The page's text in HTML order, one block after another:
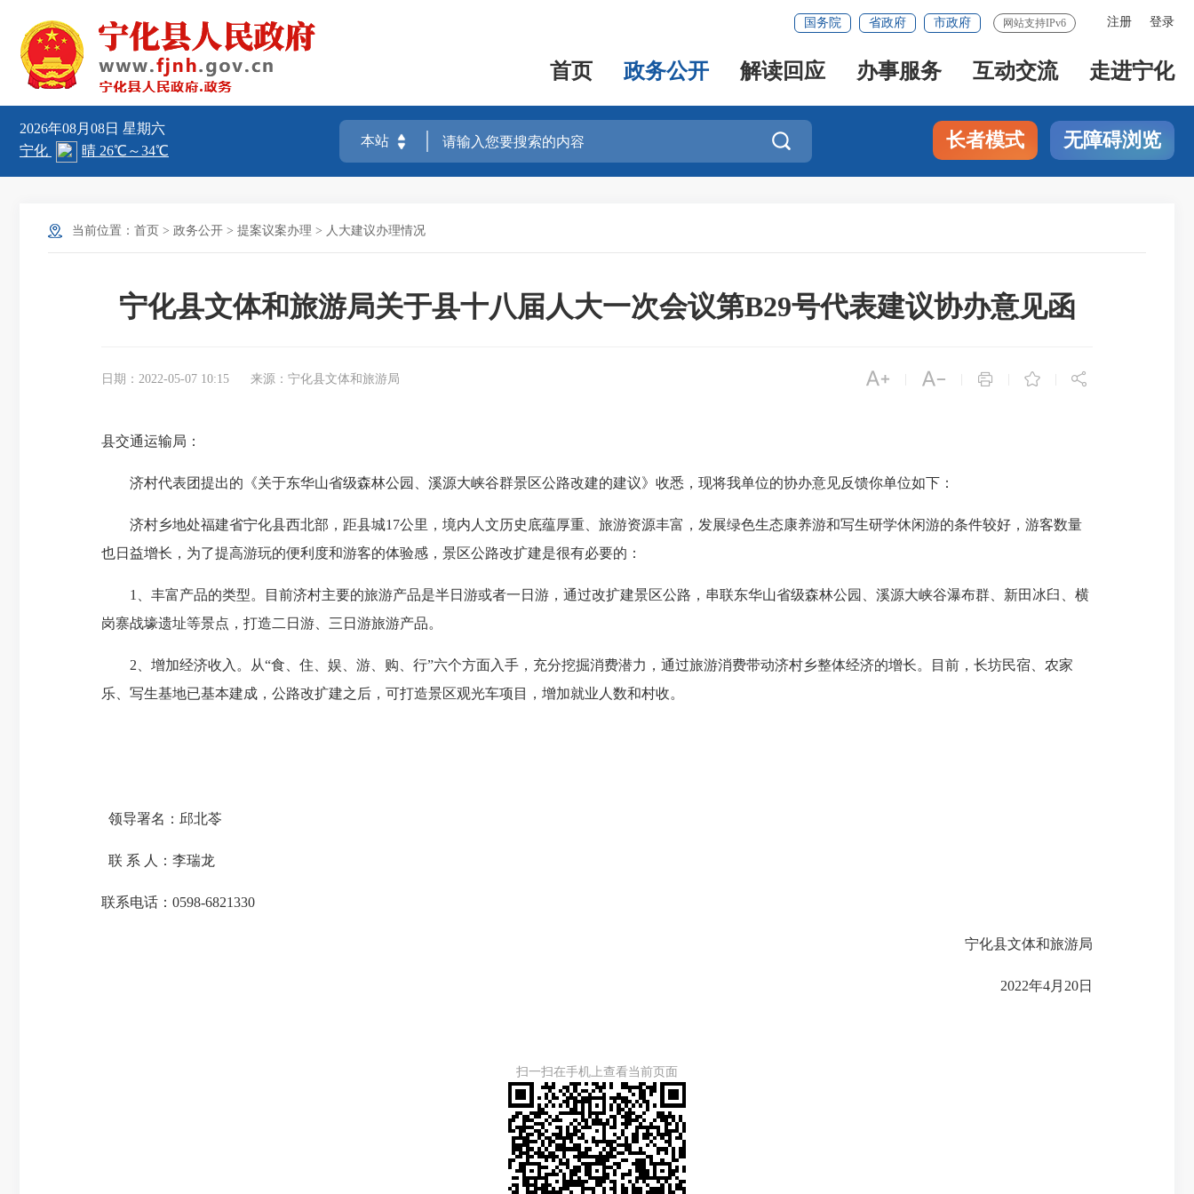
注册 登录
国务院 省政府 市政府 网站支持IPv6
首页 政务公开 解读回应 办事服务 互动交流 走进宁化
2026年08月08日 星期六
 长者模式 无障碍浏览
当前位置： 首页 > 政务公开 > 提案议案办理 > 人大建议办理情况
宁化县文体和旅游局关于县十八届人大一次会议第B29号代表建议协办意见函
日期：2022-05-07 10:15 来源：宁化县文体和旅游局     
县交通运输局：
济村代表团提出的《关于东华山省级森林公园、溪源大峡谷群景区公路改建的建议》收悉，现将我单位的协办意见反馈你单位如下：
济村乡地处福建省宁化县西北部，距县城17公里，境内人文历史底蕴厚重、旅游资源丰富，发展绿色生态康养游和写生研学休闲游的条件较好，游客数量
也日益增长，为了提高游玩的便利度和游客的体验感，景区公路改扩建是很有必要的：
1、丰富产品的类型。目前济村主要的旅游产品是半日游或者一日游，通过改扩建景区公路，串联东华山省级森林公园、溪源大峡谷瀑布群、新田冰臼、横
岗寨战壕遗址等景点，打造二日游、三日游旅游产品。
2、增加经济收入。从“食、住、娱、游、购、行”六个方面入手，充分挖掘消费潜力，通过旅游消费带动济村乡整体经济的增长。目前，长坊民宿、农家
乐、写生基地已基本建成，公路改扩建之后，可打造景区观光车项目，增加就业人数和村收。
领导署名：邱北苓
联 系 人：李瑞龙
联系电话：0598-6821330
宁化县文体和旅游局
2022年4月20日
扫一扫在手机上查看当前页面